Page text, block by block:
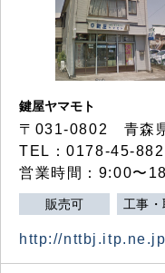
鍵屋ヤマモト
〒031-0802 青森
TEL：0178-45-
営業時間：9:00〜
販売可 工事
http://